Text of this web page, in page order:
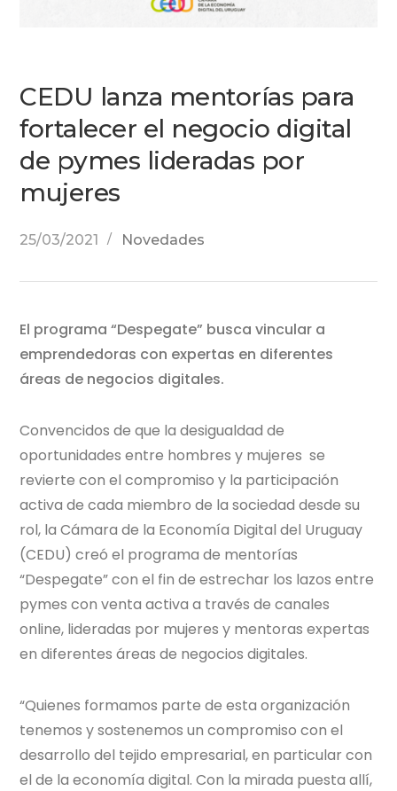
CEDU lanza mentorías para
fortalecer el negocio digital
de pymes lideradas por
mujeres
25/03/2021 Novedades
El programa “Despegate” busca vincular a
emprendedoras con expertas en diferentes
áreas de negocios digitales.
Convencidos de que la desigualdad de
oportunidades entre hombres y mujeres se
revierte con el compromiso y la participación
activa de cada miembro de la sociedad desde su
rol, la Cámara de la Economía Digital del Uruguay
(CEDU) creó el programa de mentorías
“Despegate” con el fin de estrechar los lazos entre
pymes con venta activa a través de canales
online, lideradas por mujeres y mentoras expertas
en diferentes áreas de negocios digitales.
“Quienes formamos parte de esta organización
tenemos y sostenemos un compromiso con el
desarrollo del tejido empresarial, en particular con
el de la economía digital. Con la mirada puesta allí,